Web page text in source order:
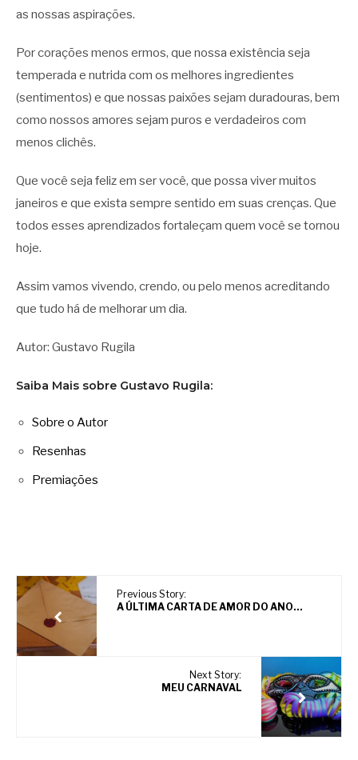
as nossas aspirações.
Por corações menos ermos, que nossa existência seja
temperada e nutrida com os melhores ingredientes
(sentimentos) e que nossas paixões sejam duradouras, bem
como nossos amores sejam puros e verdadeiros com
menos clichês.
Que você seja feliz em ser você, que possa viver muitos
janeiros e que exista sempre sentido em suas crenças. Que
todos esses aprendizados fortaleçam quem você se tornou
hoje.
Assim vamos vivendo, crendo, ou pelo menos acreditando
que tudo há de melhorar um dia.
Autor: Gustavo Rugila
Saiba Mais sobre Gustavo Rugila:
Sobre o Autor
Resenhas
Premiações
Previous Story:
A ÚLTIMA CARTA DE AMOR DO ANO…
Next Story:
MEU CARNAVAL